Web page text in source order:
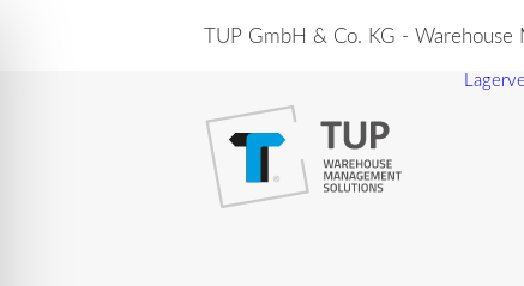
TUP GmbH & Co. KG - Warehouse